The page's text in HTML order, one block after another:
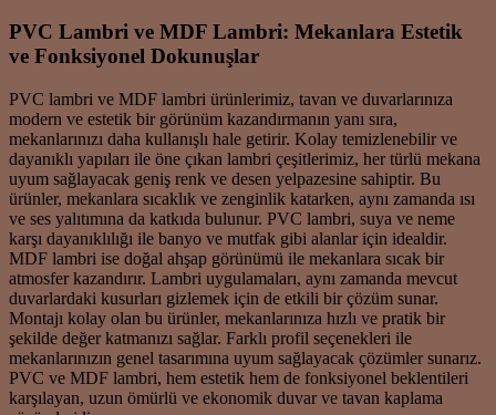
PVC Lambri ve MDF Lambri: Mekanlara Estetik
ve Fonksiyonel Dokunuşlar
PVC lambri ve MDF lambri ürünlerimiz, tavan ve duvarlarınıza
modern ve estetik bir görünüm kazandırmanın yanı sıra,
mekanlarınızı daha kullanışlı hale getirir. Kolay temizlenebilir ve
dayanıklı yapıları ile öne çıkan lambri çeşitlerimiz, her türlü mekana
uyum sağlayacak geniş renk ve desen yelpazesine sahiptir. Bu
ürünler, mekanlara sıcaklık ve zenginlik katarken, aynı zamanda ısı
ve ses yalıtımına da katkıda bulunur. PVC lambri, suya ve neme
karşı dayanıklılığı ile banyo ve mutfak gibi alanlar için idealdir.
MDF lambri ise doğal ahşap görünümü ile mekanlara sıcak bir
atmosfer kazandırır. Lambri uygulamaları, aynı zamanda mevcut
duvarlardaki kusurları gizlemek için de etkili bir çözüm sunar.
Montajı kolay olan bu ürünler, mekanlarınıza hızlı ve pratik bir
şekilde değer katmanızı sağlar. Farklı profil seçenekleri ile
mekanlarınızın genel tasarımına uyum sağlayacak çözümler sunarız.
PVC ve MDF lambri, hem estetik hem de fonksiyonel beklentileri
karşılayan, uzun ömürlü ve ekonomik duvar ve tavan kaplama